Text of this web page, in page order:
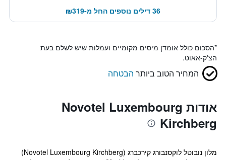
36 דילים נוספים החל מ-₪319
*הסכום כולל אומדן מיסים מקומיים ועמלות שיש לשלם בעת
הצ'ק-אאוט.
המחיר הטוב ביותר הבטחה
אודות Novotel Luxembourg
Kirchberg
מלון נובוטל לוקסנבורג קירכברג (Novotel Luxembourg Kirchberg)